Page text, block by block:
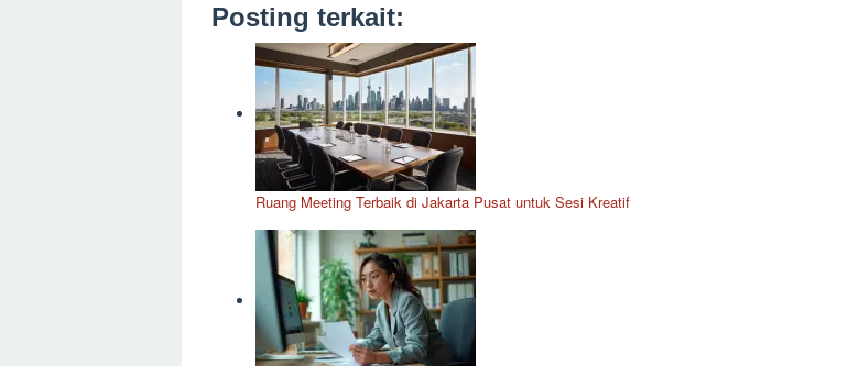
Posting terkait:
Ruang Meeting Terbaik di Jakarta Pusat untuk Sesi Kreatif